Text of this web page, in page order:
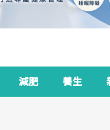
減肥 養生